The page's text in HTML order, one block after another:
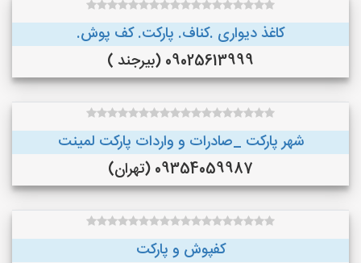
کاغذ دیواری .کناف. پارکت. کف پوش.
09025613999 (بیرجند )
شهر پارکت _صادرات و واردات پارکت لمینت
09354059987 (تهران)
کفپوش و پارکت